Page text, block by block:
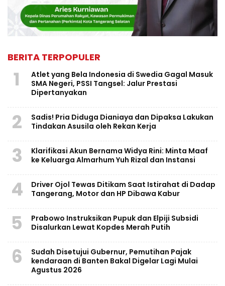
BERITA TERPOPULER
1
Atlet yang Bela Indonesia di Swedia Gagal Masuk
SMA Negeri, PSSI Tangsel: Jalur Prestasi
Dipertanyakan
2
Sadis! Pria Diduga Dianiaya dan Dipaksa Lakukan
Tindakan Asusila oleh Rekan Kerja
3
Klarifikasi Akun Bernama Widya Rini: Minta Maaf
ke Keluarga Almarhum Yuh Rizal dan Instansi
4
Driver Ojol Tewas Ditikam Saat Istirahat di Dadap
Tangerang, Motor dan HP Dibawa Kabur
5
Prabowo Instruksikan Pupuk dan Elpiji Subsidi
Disalurkan Lewat Kopdes Merah Putih
6
Sudah Disetujui Gubernur, Pemutihan Pajak
kendaraan di Banten Bakal Digelar Lagi Mulai
Agustus 2026